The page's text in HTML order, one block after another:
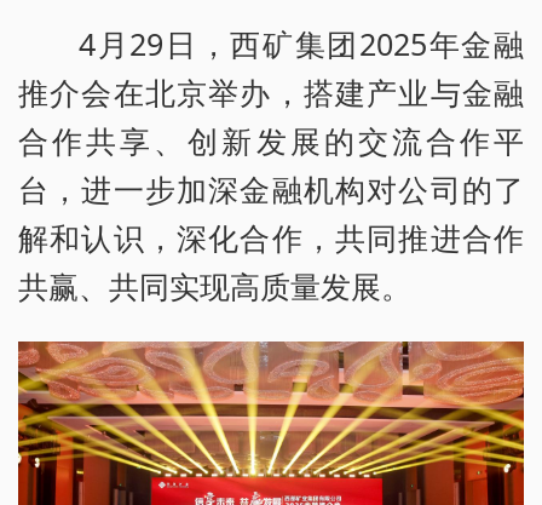
4月29日，西矿集团2025年金融
推介会在北京举办，搭建产业与金融
合作共享、创新发展的交流合作平
台，进一步加深金融机构对公司的了
解和认识，深化合作，共同推进合作
共赢、共同实现高质量发展。